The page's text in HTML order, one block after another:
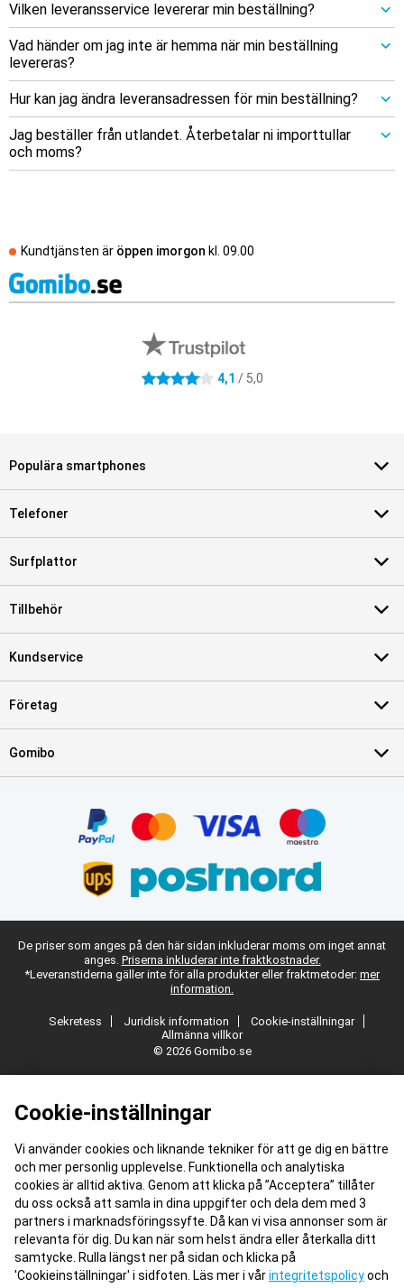
Vilken leveransservice levererar min beställning?
Vad händer om jag inte är hemma när min beställning
levereras?
Hur kan jag ändra leveransadressen för min beställning?
Jag beställer från utlandet. Återbetalar ni importtullar
och moms?
Cookie-inställningar
Vi använder cookies och liknande tekniker för att ge dig en bättre
och mer personlig upplevelse. Funktionella och analytiska
cookies är alltid aktiva. Genom att klicka på ”Acceptera” tillåter
du oss också att samla in dina uppgifter och dela dem med 3
partners i marknadsföringssyfte. Då kan vi visa annonser som är
relevanta för dig. Du kan när som helst ändra eller återkalla ditt
samtycke. Rulla längst ner på sidan och klicka på
'Cookieinställningar' i sidfoten. Läs mer i vårintegritetspolicyoch
Kundtjänsten är öppen imorgon kl. 09.00
4.1 stjärnor 4,1 / 5,0
Populära smartphones
Telefoner
Surfplattor
Tillbehör
Kundservice
Företag
Gomibo
De priser som anges på den här sidan inkluderar moms om inget annat
anges. Priserna inkluderar inte fraktkostnader.
*Leveranstiderna gäller inte för alla produkter eller fraktmetoder: mer
information.
Sekretess Juridisk information
Cookie-inställningar
Allmänna villkor
© 2026 Gomibo.se